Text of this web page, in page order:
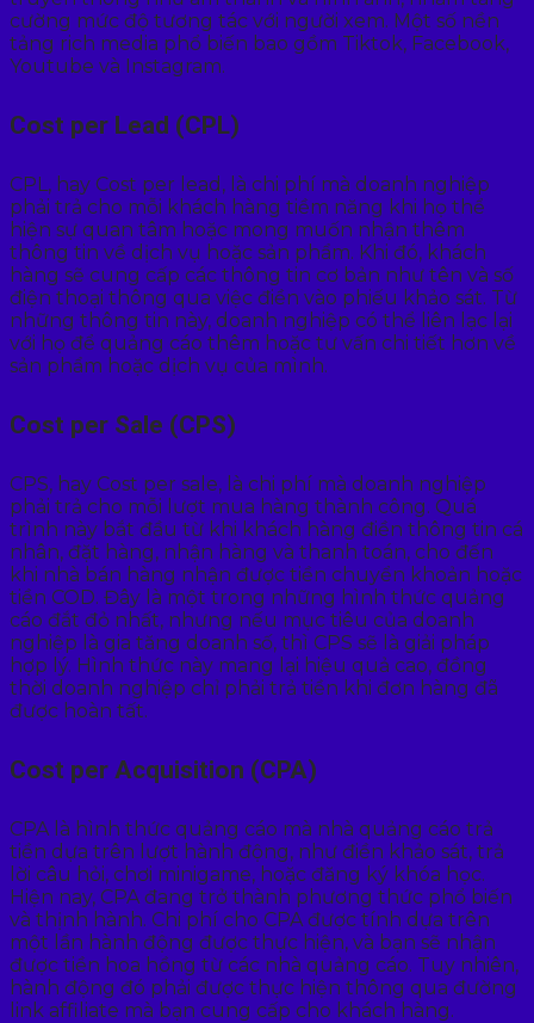
cường mức độ tương tác với người xem. Một số nền
tảng rich media phổ biến bao gồm Tiktok, Facebook,
Youtube và Instagram.
Cost per Lead (CPL)
CPL, hay Cost per lead, là chi phí mà doanh nghiệp
phải trả cho mỗi khách hàng tiềm năng khi họ thể
hiện sự quan tâm hoặc mong muốn nhận thêm
thông tin về dịch vụ hoặc sản phẩm. Khi đó, khách
hàng sẽ cung cấp các thông tin cơ bản như tên và số
điện thoại thông qua việc điền vào phiếu khảo sát. Từ
những thông tin này, doanh nghiệp có thể liên lạc lại
với họ để quảng cáo thêm hoặc tư vấn chi tiết hơn về
sản phẩm hoặc dịch vụ của mình.
Cost per Sale (CPS)
CPS, hay Cost per sale, là chi phí mà doanh nghiệp
phải trả cho mỗi lượt mua hàng thành công. Quá
trình này bắt đầu từ khi khách hàng điền thông tin cá
nhân, đặt hàng, nhận hàng và thanh toán, cho đến
khi nhà bán hàng nhận được tiền chuyển khoản hoặc
tiền COD. Đây là một trong những hình thức quảng
cáo đắt đỏ nhất, nhưng nếu mục tiêu của doanh
nghiệp là gia tăng doanh số, thì CPS sẽ là giải pháp
hợp lý. Hình thức này mang lại hiệu quả cao, đồng
thời doanh nghiệp chỉ phải trả tiền khi đơn hàng đã
được hoàn tất.
Cost per Acquisition (CPA)
CPA là hình thức quảng cáo mà nhà quảng cáo trả
tiền dựa trên lượt hành động, như điền khảo sát, trả
lời câu hỏi, chơi minigame, hoặc đăng ký khóa học.
Hiện nay, CPA đang trở thành phương thức phổ biến
và thịnh hành. Chi phí cho CPA được tính dựa trên
một lần hành động được thực hiện, và bạn sẽ nhận
được tiền hoa hồng từ các nhà quảng cáo. Tuy nhiên,
hành động đó phải được thực hiện thông qua đường
link affiliate mà bạn cung cấp cho khách hàng.